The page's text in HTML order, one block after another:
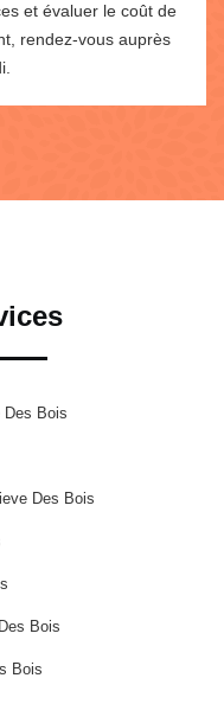
et évaluer le coût de
rendez-vous auprès
Des Bois
Des Bois
Bois
Bois